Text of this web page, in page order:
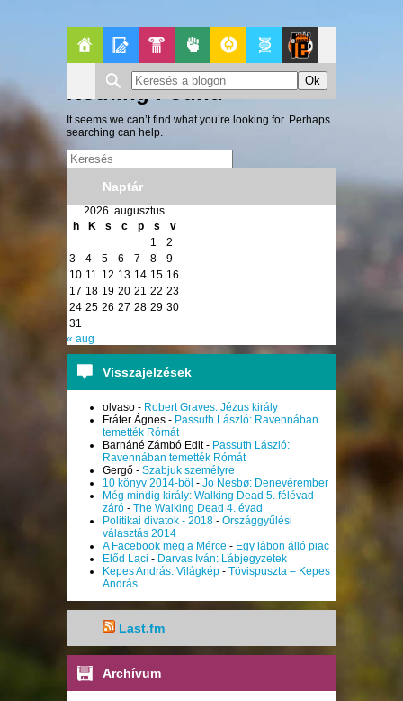
FőoldalBlogokPop-
Kult
PolitikaGeekZone
Patito
Nothing Found
It seems we can’t find what you’re looking for. Perhaps
searching can help.
Naptár
2026. augusztus
h
K s c p s
v
1
2
3
4 5 6 7 8
9
10 11 12 13 14 15 16
17 18 19 20 21 22 23
24 25 26 27 28 29 30
31
« aug
Visszajelzések
olvaso - Robert Graves: Jézus király
Fráter Ágnes - Passuth László: Ravennában
temették Rómát
Barnáné Zámbó Edit- Passuth László:
Ravennában temették Rómát
Gergő - Szabjuk személyre
10 könyv 2014-ből - Jo Nesbø: Denevérember
Még mindig király: Walking Dead 5. félévad
záró - The Walking Dead 4. évad
Politikai divatok - 2018 - Országgyűlési
választás 2014
A Facebook meg a Mérce - Egy lábon álló piac
Előd Laci - Darvas Iván: Lábjegyzetek
Kepes András: Világkép - Tövispuszta – Kepes
András
Last.fm
Archívum